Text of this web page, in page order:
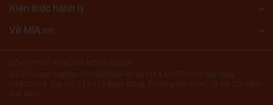
Kiến thức hành lý
Về MIA.vn